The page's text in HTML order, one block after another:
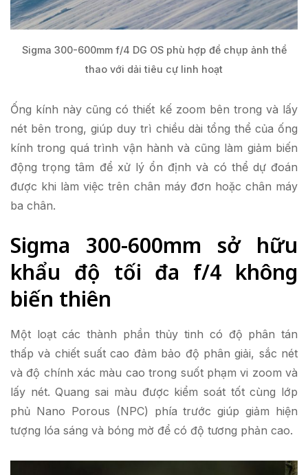
Sigma 300-600mm f/4 DG OS phù hợp để chụp ảnh thể
thao với dải tiêu cự linh hoạt
Ống kính này cũng có thiết kế zoom bên trong và lấy
nét bên trong, giúp duy trì chiều dài tổng thể của ống
kính trong quá trình vận hành và cũng làm giảm biến
động trọng tâm để xử lý ổn định và có thể dự đoán
được khi làm việc trên chân máy đơn hoặc chân máy
ba chân.
Sigma 300-600mm sở hữu
khẩu độ tối đa f/4 không
biến thiên
Một loạt các thành phần thủy tinh có độ phân tán
thấp và chiết suất cao đảm bảo độ phân giải, sắc nét
và độ chính xác màu cao trong suốt phạm vi zoom và
lấy nét. Quang sai màu được kiểm soát tốt cùng lớp
phủ Nano Porous (NPC) phía trước giúp giảm hiện
tượng lóa sáng và bóng mờ để có độ tương phản cao.